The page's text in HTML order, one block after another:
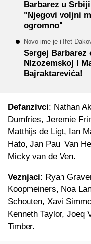
Barbarez u
"Njegovi voljni
ogromno"
Novo ime je i Ifet
Sergej Barbarez
Nizozemskoj i
Bajraktarevića!
Defanzivci: Nathan
Dumfries, Jeremie
Matthijs de Ligt, Ian
Hato, Jan Paul Van
Micky van de Ven.
Veznjaci: Ryan
Koopmeiners, Noa
Schouten, Xavi
Kenneth Taylor, Joeq
Timber.